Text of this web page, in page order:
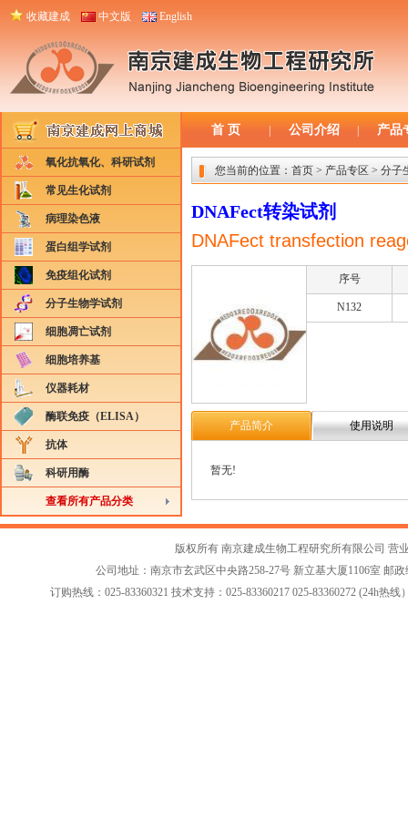
收藏建成 中文版 English
首 页 公司介绍 产品
氧化抗氧化、科研试剂
常见生化试剂
病理染色液
蛋白组学试剂
免疫组化试剂
分子生物学试剂
细胞凋亡试剂
细胞培养基
仪器耗材
酶联免疫（ELISA）
抗体
科研用酶
查看所有产品分类
您当前的位置： 首页 > 产品专区 > 分子
DNAFect转染试剂
DNAFect transfection
序号
N132
产品简介 使用说明
暂无!
版权所有 南京建成生物工程研究所有限公司 营
公司地址：南京市玄武区中央路258-27号 新立基大厦1106室 邮政
订购热线：025-83360321 技术支持：025-83360217 025-83360272 (24h热